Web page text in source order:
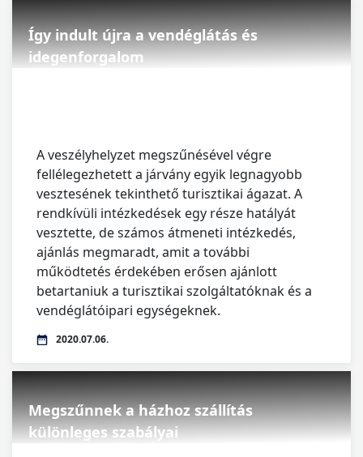
Így indult újra a vendéglátás és
idegenforgalom
A veszélyhelyzet megszűnésével végre
fellélegezhetett a járvány egyik legnagyobb
vesztesének tekinthető turisztikai ágazat. A
rendkívüli intézkedések egy része hatályát
vesztette, de számos átmeneti intézkedés,
ajánlás megmaradt, amit a további
működtetés érdekében erősen ajánlott
betartaniuk a turisztikai szolgáltatóknak és a
vendéglátóipari egységeknek.
2020.07.06.
Megszűnnek a házhoz szállítás
különleges szabályai